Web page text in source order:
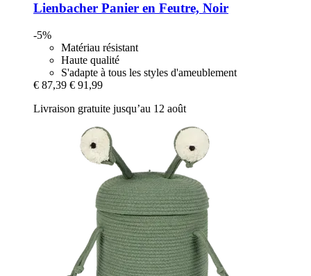
Lienbacher Panier en Feutre, Noir
-5%
Matériau résistant
Haute qualité
S'adapte à tous les styles d'ameublement
€ 87,39 € 91,99
Livraison gratuite jusqu’au 12 août